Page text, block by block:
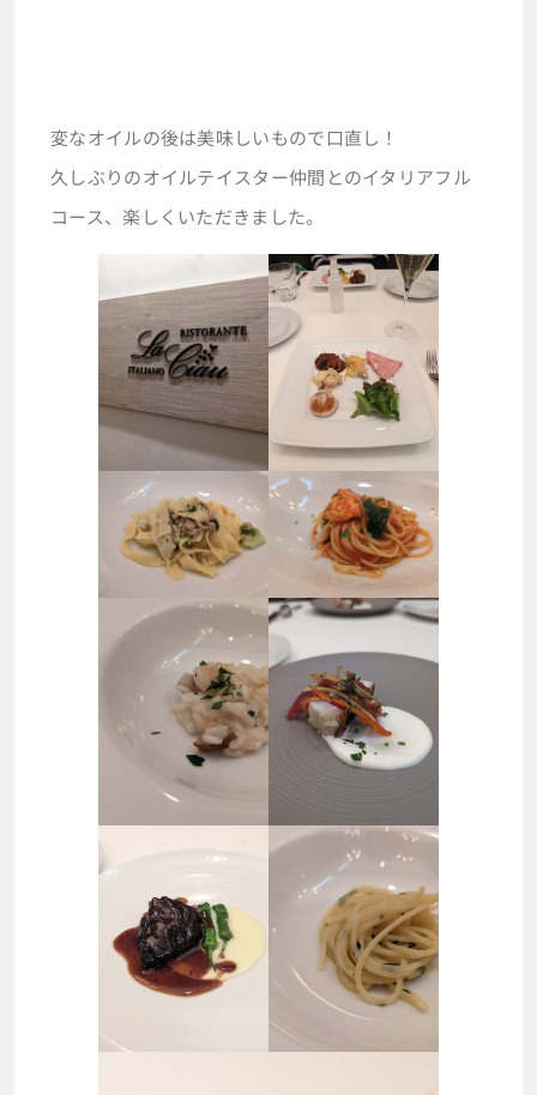
変なオイルの後は美味しいもので口直し！
久しぶりのオイルテイスター仲間とのイタリアフル
コース、楽しくいただきました。